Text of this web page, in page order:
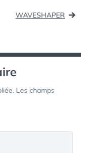
WAVESHAPER
Les champs